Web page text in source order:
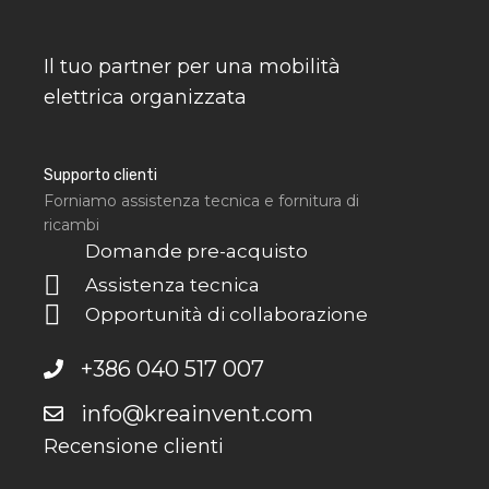
Il tuo partner per una mobilità
elettrica organizzata
Supporto clienti
Forniamo assistenza tecnica e fornitura di
ricambi
Domande pre-acquisto
Assistenza tecnica
Opportunità di collaborazione
+386 040 517 007
info@kreainvent.com
Recensione clienti